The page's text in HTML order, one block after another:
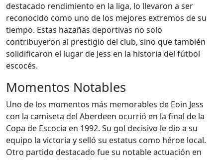
destacado rendimiento en la liga, lo llevaron a ser
reconocido como uno de los mejores extremos de su
tiempo. Estas hazañas deportivas no solo
contribuyeron al prestigio del club, sino que también
solidificaron el lugar de Jess en la historia del fútbol
escocés.
Momentos Notables
Uno de los momentos más memorables de Eoin Jess
con la camiseta del Aberdeen ocurrió en la final de la
Copa de Escocia en 1992. Su gol decisivo le dio a su
equipo la victoria y selló su estatus como héroe local.
Otro partido destacado fue su notable actuación en